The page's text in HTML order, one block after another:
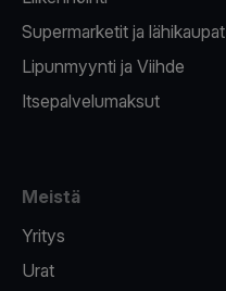
Supermarketit ja lähikaupat
Lipunmyynti ja Viihde
Itsepalvelumaksut
Meistä
Yritys
Urat